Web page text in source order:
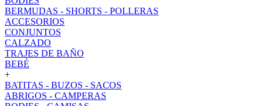
BERMUDAS - SHORTS - POLLERAS
ACCESORIOS
CONJUNTOS
CALZADO
TRAJES DE BAÑO
BEBÉ
+
BATITAS - BUZOS - SACOS
ABRIGOS - CAMPERAS